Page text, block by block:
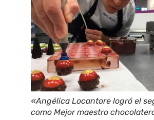
«Angélica Locantore logró el
como Mejor maestro